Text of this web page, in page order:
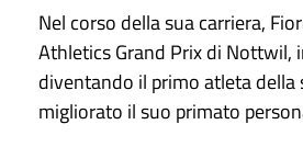
Nel corso della sua carriera,
Athletics Grand Prix di Nottwil,
diventando il primo atleta della
migliorato il suo primato